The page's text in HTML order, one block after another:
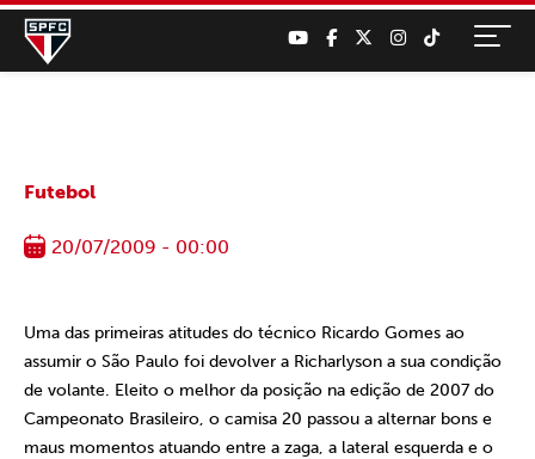
Futebol
20/07/2009 - 00:00
Uma das primeiras atitudes do técnico Ricardo Gomes ao
assumir o São Paulo foi devolver a Richarlyson a sua condição
de volante. Eleito o melhor da posição na edição de 2007 do
Campeonato Brasileiro, o camisa 20 passou a alternar bons e
maus momentos atuando entre a zaga, a lateral esquerda e o